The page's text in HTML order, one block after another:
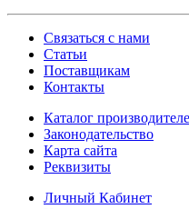
Связаться с нами
Статьи
Поставщикам
Контакты
Каталог
Законодательство
Карта сайта
Реквизиты
Личный Кабинет